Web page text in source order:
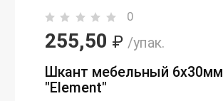
0
255,50 ₽ /упак.
Шкант мебельный 6х30мм
"Element"